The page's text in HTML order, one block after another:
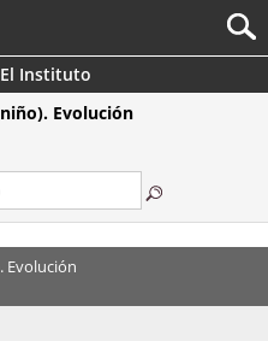
El Instituto
Evolución
Evolución